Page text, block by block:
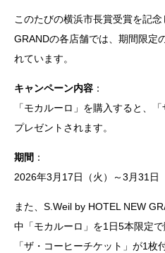
このたびの横浜市長賞受賞を記
GRANDの各店舗では、期間限定
れています。
キャンペーン内容 ：
「モカルーロ」を購入すると、
プレゼントされます。
期間 ：
2026年3月17日（火）～3月31日
また、S.Weil by HOTEL NEW
中「モカルーロ」を1日5本限定
「ザ・コーヒーチケット」が1枚